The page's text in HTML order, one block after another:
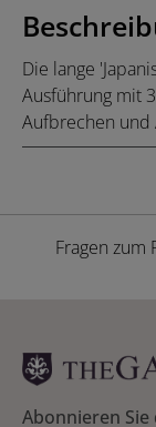
Die lange
Ausführung mit
Aufbrechen und
Fragen zum
Abonnieren